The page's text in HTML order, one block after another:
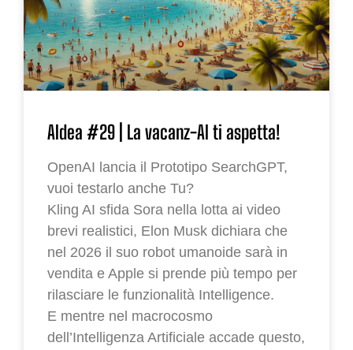
AIdea #29 | La vacanz-AI ti aspetta!
OpenAI lancia il Prototipo SearchGPT,
vuoi testarlo anche Tu?
Kling AI sfida Sora nella lotta ai video
brevi realistici, Elon Musk dichiara che
nel 2026 il suo robot umanoide sarà in
vendita e Apple si prende più tempo per
rilasciare le funzionalità Intelligence.
E mentre nel macrocosmo
dell’Intelligenza Artificiale accade questo,